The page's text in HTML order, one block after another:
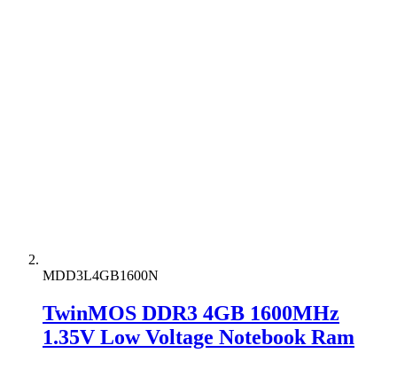
MDD3L4GB1600N
TwinMOS DDR3 4GB 1600MHz
1.35V Low Voltage Notebook Ram